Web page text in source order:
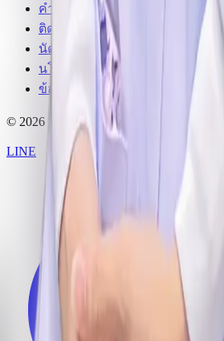
คำแนะนำจากทันตแพทย์
ติดต่อเรา
นัดหมาย
นโยบายความเป็นส่วนตัว
ข้อมูลทางกฎหมาย
© 2026 Dentopia Dentalligence Clinic ส
LINE